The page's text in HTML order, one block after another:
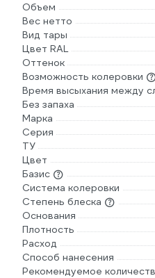
Объем
Вес нетто
Вид тары
Цвет RAL
Оттенок
Возможность колеровки
Время высыхания между
Без запаха
Марка
Серия
ТУ
Цвет
Базис
Система колеровки
Степень блеска
Основания
Плотность
Расход
Способ нанесения
Рекомендуемое